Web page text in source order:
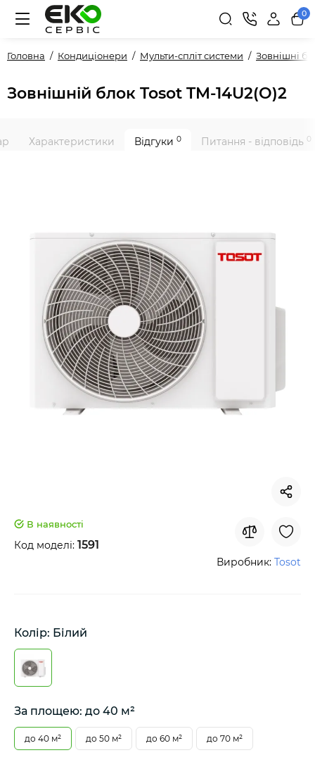
0
Головна Кондиціонери Мульти-спліт системи Зовнішні
Зовнішній блок Tosot TM-14U2(O)2
Характеристики Відгуки 0 Питання - відповідь 0
В наявності
Код моделі: 1591
Виробник: Tosot
Колір: Білий
За площею: до 40 м²
до 40 м² до 50 м² до 60 м² до 70 м²